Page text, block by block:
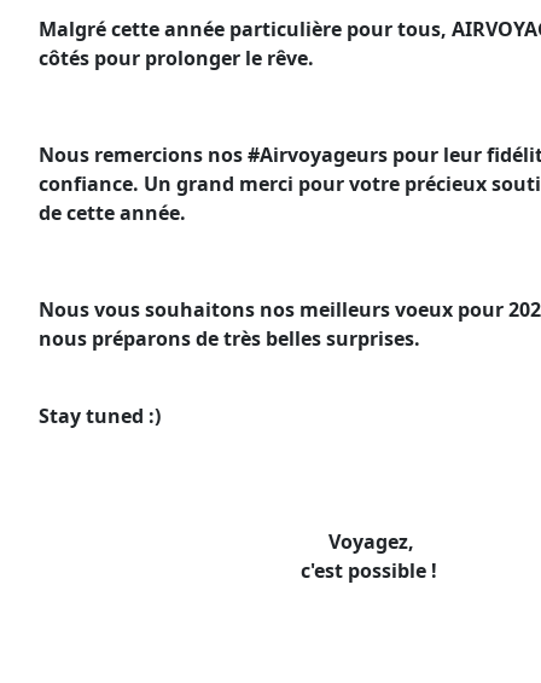
Malgré cette année particulière pour tous,
côtés pour prolonger le rêve.
Nous remercions nos #Airvoyageurs pour leur
confiance. Un grand merci pour votre précieux
de cette année.
Nous vous souhaitons nos meilleurs voeux pour
nous préparons de très belles surprises.
Stay tuned :)
Voyagez,
c'est possible !